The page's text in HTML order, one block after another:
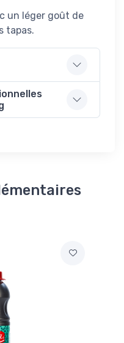
un léger goût de
tapas.